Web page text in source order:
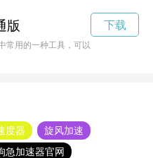
版
常用的一种工具，可以帮助我们提升
下载
度器
旋风加速
急加速器官网